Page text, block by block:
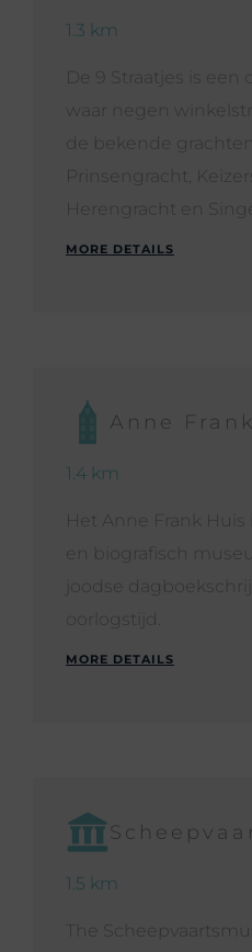
1.3 km
De 9 Straatjes is
waar negen
de bekende
Prinsengracht,
Herengracht en
MORE DETAILS
Anne
1.4 km
Het Anne Frank Huis
en biografisch
joodse
oorlogstijd.
MORE DETAILS
1.5 km
The